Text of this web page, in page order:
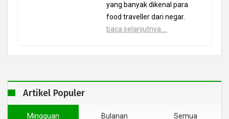
yang banyak dikenal para
food traveller dari negar.
baca selanjutnya....
Artikel Populer
Mingguan Bulanan Semua